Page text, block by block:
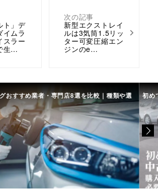
ト」デ
イムラ
スラー
生…
次の記事
新型エクストレイ
ルは3気筒1.5リッ
ター可変圧縮エン
ジンのe…
おすすめ業者・専門店8選を比較｜種類や選 初め